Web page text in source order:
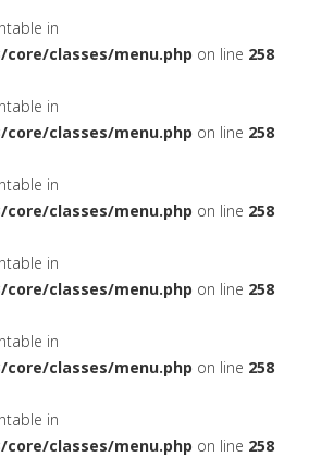
in
classes/menu.php on line 258
in
classes/menu.php on line 258
in
classes/menu.php on line 258
in
classes/menu.php on line 258
in
classes/menu.php on line 258
in
classes/menu.php on line 258